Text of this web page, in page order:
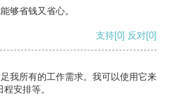
够省钱又省心。
支持[0] 反对[0]
我所有的工作需求。我可以使用它来
安排等。